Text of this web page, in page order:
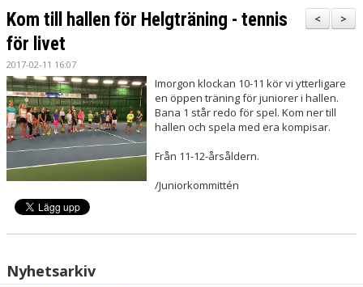
VÅRA TÄVLINGAR
KONTAKT
>
<
Kom till hallen för Helgträning - tennis
för livet
2017-02-11 16:07
Imorgon klockan 10-11 kör vi ytterligare
en öppen träning för juniorer i hallen.
Bana 1 står redo för spel. Kom ner till
hallen och spela med era kompisar.
Från 11-12-årsåldern.
/Juniorkommittén
Nyhetsarkiv